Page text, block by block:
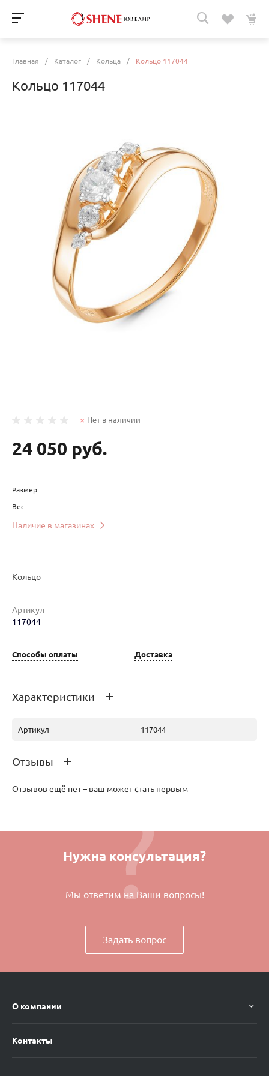
Главная / Каталог / Кольца / Кольцо 117044
Кольцо 117044
Нет в наличии
24 050 руб.
Размер
Вес
Наличие в магазинах
Наименование товара
Кольцо
Артикул
117044
Способы оплаты Доставка
Характеристики
Артикул 117044
Отзывы
Отзывов ещё нет – ваш может стать первым
Нужна консультация?
Мы ответим на Ваши вопросы!
Задать вопрос
О компании
Контакты